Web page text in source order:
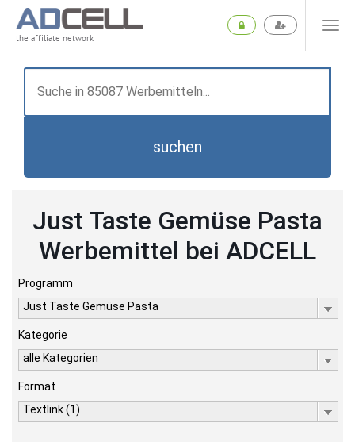
the affiliate network
suchen
Just Taste Gemüse Pasta
Werbemittel bei ADCELL
Programm
Just Taste Gemüse Pasta
Kategorie
alle Kategorien
Format
Textlink (1)